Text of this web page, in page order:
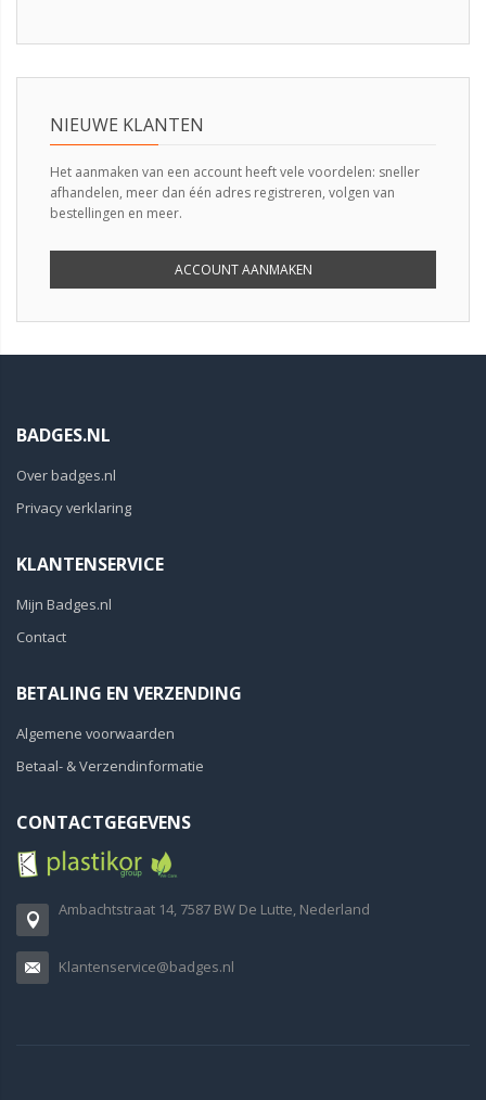
NIEUWE KLANTEN
Het aanmaken van een account heeft vele voordelen: sneller
afhandelen, meer dan één adres registreren, volgen van
bestellingen en meer.
ACCOUNT AANMAKEN
BADGES.NL
Over badges.nl
Privacy verklaring
KLANTENSERVICE
Mijn Badges.nl
Contact
BETALING EN VERZENDING
Algemene voorwaarden
Betaal- & Verzendinformatie
CONTACTGEGEVENS
Ambachtstraat 14, 7587 BW De Lutte, Nederland
Klantenservice@badges.nl